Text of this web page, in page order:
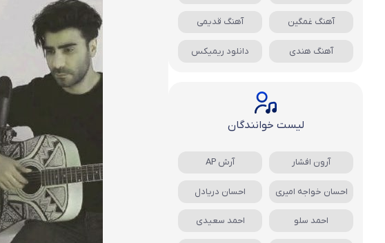
آهنگ غمگین آهنگ قدیمی
آهنگ هندی دانلود ریمیکس
لیست خوانندگان
آرون افشار آرش AP
احسان خواجه امیری احسان دریادل
احمد سلو احمد سعیدی